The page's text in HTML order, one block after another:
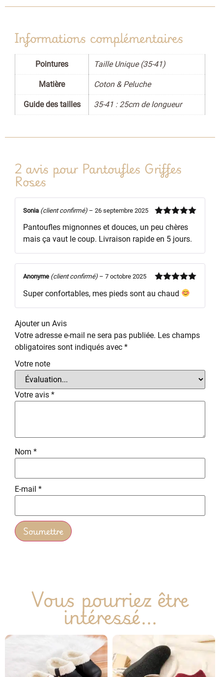
Informations complémentaires
Pointures Taille Unique (35-41)
Matière Coton & Peluche
Guide des tailles 35-41 : 25cm de longueur
2 avis pour Pantoufles Griffes
Roses
5
Sonia (client confirmé) – 26 septembre 2025
Pantoufles mignonnes et douces, un peu chères
mais ça vaut le coup. Livraison rapide en 5 jours.
sur
5
Anonyme (client confirmé) – 7 octobre 2025
Super confortables, mes pieds sont au chaud
Ajouter un Avis
Votre adresse e-mail ne sera pas publiée. Les champs
obligatoires sont indiqués avec *
Votre note
Votre avis *
Nom *
E-mail *
Vous pourriez être
intéressé...